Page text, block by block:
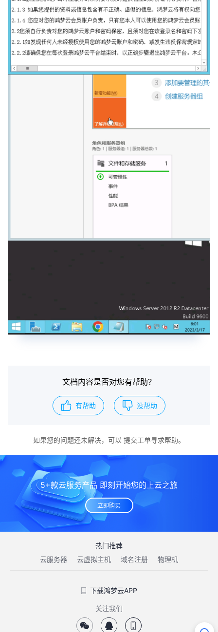
文档内容是否对您有帮助？
有帮助 没帮助
如果您的问题还未解决，可以 提交工单寻求帮助。
5+款云服务产品 即刻开始您的上云之旅
立即购买
热门推荐
云服务器
云虚拟主机 域名注册 物理机
下载鸿梦云APP
关注我们